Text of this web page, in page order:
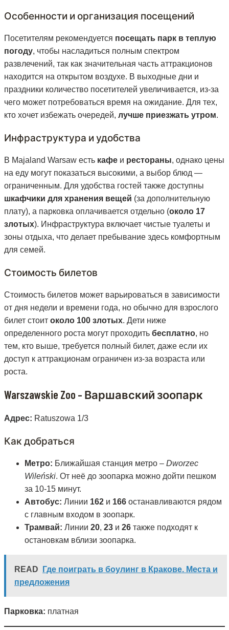
Особенности и организация посещений
Посетителям рекомендуется посещать парк в теплую
погоду, чтобы насладиться полным спектром
развлечений, так как значительная часть аттракционов
находится на открытом воздухе. В выходные дни и
праздники количество посетителей увеличивается, из-за
чего может потребоваться время на ожидание. Для тех,
кто хочет избежать очередей, лучше приезжать утром.
Инфраструктура и удобства
В Majaland Warsaw есть кафе и рестораны, однако цены
на еду могут показаться высокими, а выбор блюд —
ограниченным. Для удобства гостей также доступны
шкафчики для хранения вещей (за дополнительную
плату), а парковка оплачивается отдельно (около 17
злотых). Инфраструктура включает чистые туалеты и
зоны отдыха, что делает пребывание здесь комфортным
для семей.
Стоимость билетов
Стоимость билетов может варьироваться в зависимости
от дня недели и времени года, но обычно для взрослого
билет стоит около 100 злотых. Дети ниже
определенного роста могут проходить бесплатно, но
тем, кто выше, требуется полный билет, даже если их
доступ к аттракционам ограничен из-за возраста или
роста.
Warszawskie Zoo – Варшавский зоопарк
Адрес: Ratuszowa 1/3
Как добраться
Метро: Ближайшая станция метро – Dworzec
Wileński. От неё до зоопарка можно дойти пешком
за 10-15 минут.
Автобус: Линии 162 и 166 останавливаются рядом
с главным входом в зоопарк.
Трамвай: Линии 20, 23 и 26 также подходят к
остановкам вблизи зоопарка.
READ
Где поиграть в боулинг в Кракове. Места и
предложения
Парковка: платная​